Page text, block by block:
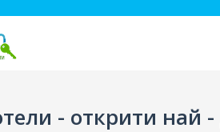
- открити най